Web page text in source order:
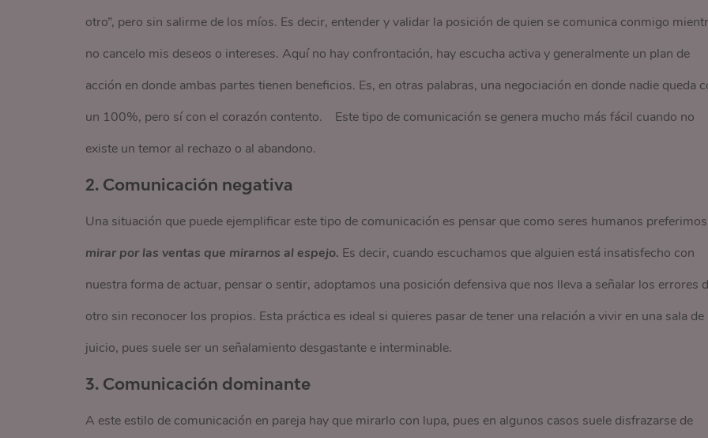
otro”, pero sin salirme de los míos. Es decir, entender y validar la posición de quien se comunica conmigo
no cancelo mis deseos o intereses. Aquí no hay confrontación, hay escucha activa y generalmente un plan de
acción en donde ambas partes tienen beneficios. Es, en otras palabras, una negociación en donde nadie queda
un 100%, pero sí con el corazón contento. Este tipo de comunicación se genera mucho más fácil cuando no
existe un temor al rechazo o al abandono.
2. Comunicación negativa
Una situación que puede ejemplificar este tipo de comunicación es pensar que como seres humanos preferimos
mirar por las ventas que mirarnos al espejo. Es decir, cuando escuchamos que alguien está insatisfecho con
nuestra forma de actuar, pensar o sentir, adoptamos una posición defensiva que nos lleva a señalar los errores
otro sin reconocer los propios. Esta práctica es ideal si quieres pasar de tener una relación a vivir en una sala de
juicio, pues suele ser un señalamiento desgastante e interminable.
3. Comunicación dominante
A este estilo de comunicación en pareja hay que mirarlo con lupa, pues en algunos casos suele disfrazarse de